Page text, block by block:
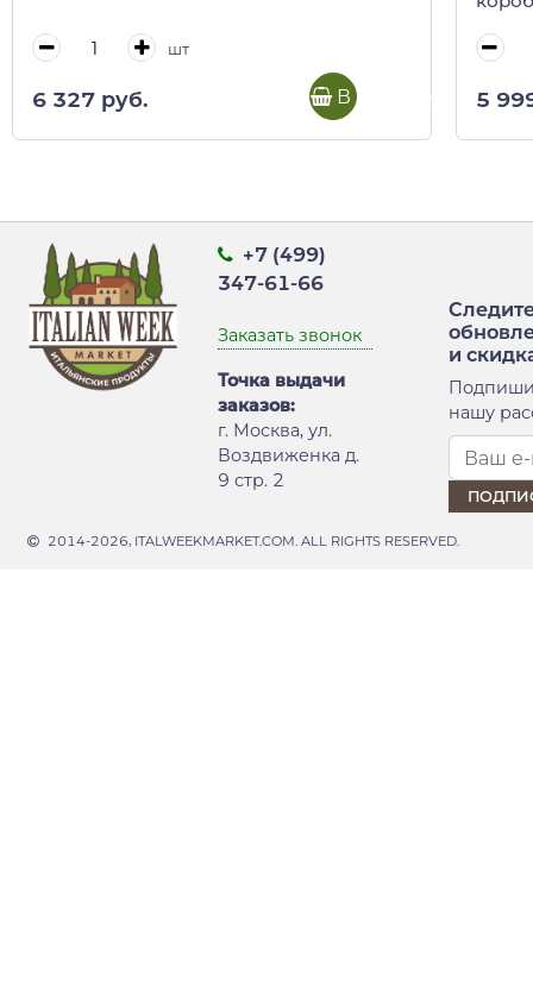
шт
6 327 руб. В корзину 5
+7 (499)
347-61-66
Заказать звонок
Точка выдачи
заказов:
г. Москва, ул.
Воздвиженка д.
9 стр. 2
и
нашу
2014-2026, ITALWEEKMARKET.COM. ALL RIGHTS RESERVED.